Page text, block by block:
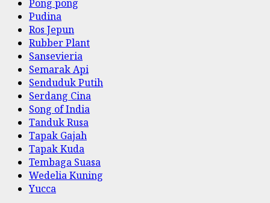
Pong pong
Pudina
Ros Jepun
Rubber Plant
Sansevieria
Semarak Api
Senduduk Putih
Serdang Cina
Song of India
Tanduk Rusa
Tapak Gajah
Tapak Kuda
Tembaga Suasa
Wedelia Kuning
Yucca